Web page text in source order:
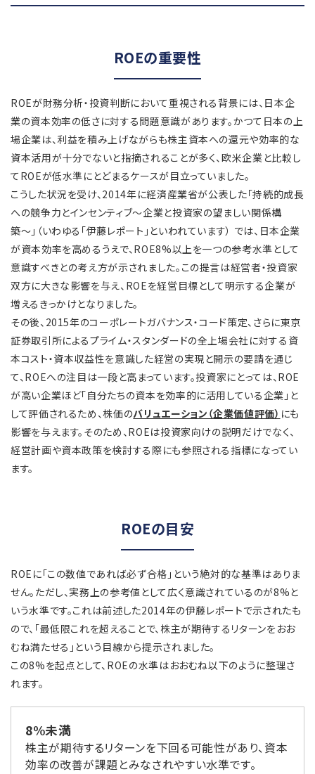
ROEの重要性
ROEが財務分析・投資判断において重視される背景には、日本企
業の資本効率の低さに対する問題意識があります。かつて日本の上
場企業は、利益を積み上げながらも株主資本への還元や効率的な
資本活用が十分でないと指摘されることが多く、欧米企業と比較し
てROEが低水準にとどまるケースが目立っていました。
こうした状況を受け、2014年に経済産業省が公表した「持続的成長
への競争力とインセンティブ〜企業と投資家の望ましい関係構
築〜」（いわゆる「伊藤レポート」といわれています） では、日本企業
が資本効率を高めるうえで、ROE8%以上を一つの参考水準として
意識すべきとの考え方が示されました。この提言は経営者・投資家
双方に大きな影響を与え、ROEを経営目標として明示する企業が
増えるきっかけとなりました。
その後、2015年のコーポレートガバナンス・コード策定、さらに東京
証券取引所によるプライム・スタンダードの全上場会社に対する資
本コスト・資本収益性を意識した経営の実現と開示の要請を通じ
て、ROEへの注目は一段と高まっています。投資家にとっては、ROE
が高い企業ほど「自分たちの資本を効率的に活用している企業」と
して評価されるため、株価のバリュエーション（企業価値評価） にも
影響を与えます。そのため、ROEは投資家向けの説明だけでなく、
経営計画や資本政策を検討する際にも参照される指標になってい
ます。
ROEの目安
ROEに「この数値であれば必ず合格」という絶対的な基準はありま
せん。ただし、実務上の参考値として広く意識されているのが8%と
いう水準です。これは前述した2014年の伊藤レポートで示されたも
ので、「最低限これを超えることで、株主が期待するリターンをおお
むね満たせる」という目線から提示されました。
この8%を起点として、ROEの水準はおおむね以下のように整理さ
れます。
8%未満
株主が期待するリターンを下回る可能性があり、資本
効率の改善が課題とみなされやすい水準です。